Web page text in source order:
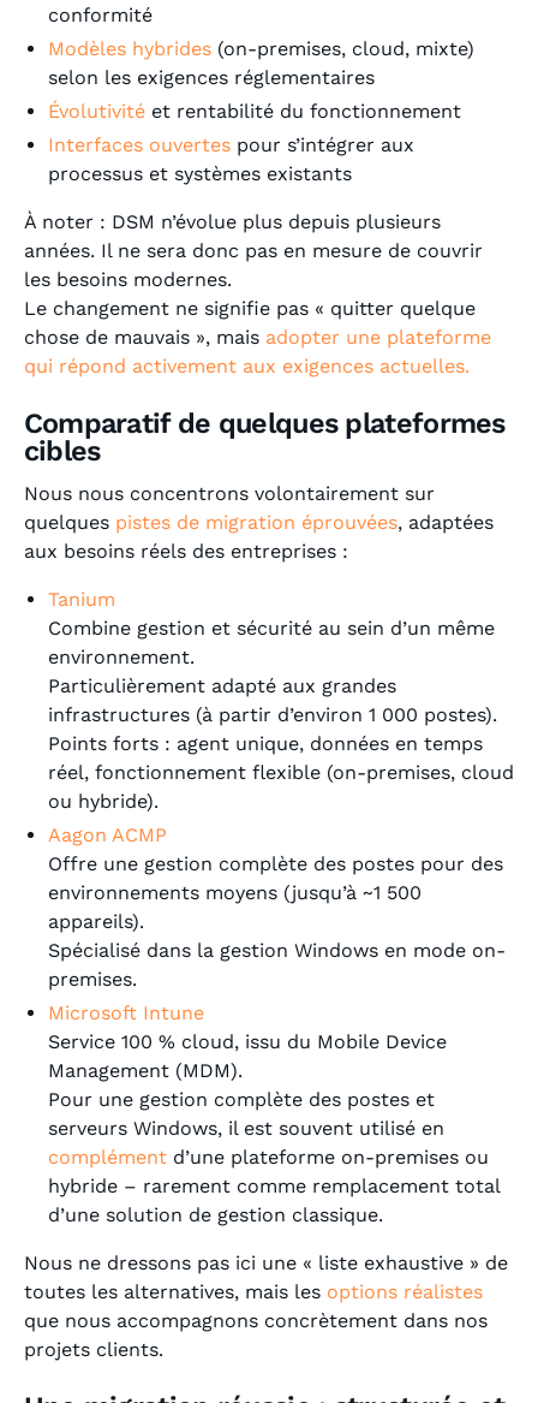
conformité
Modèles hybrides(on-premises, cloud, mixte)
selon les exigences réglementaires
Évolutivitéet rentabilité du fonctionnement
Interfaces ouvertespour s’intégrer aux
processus et systèmes existants
À noter : DSM n’évolue plus depuis plusieurs
années. Il ne sera donc pas en mesure de couvrir
les besoins modernes.
Le changement ne signifie pas « quitter quelque
chose de mauvais », mais adopter une plateforme
qui répond activement aux exigences actuelles.
Comparatif de quelques plateformes
cibles
Nous nous concentrons volontairement sur
quelques pistes de migration éprouvées, adaptées
aux besoins réels des entreprises :
Tanium
Combine gestion et sécurité au sein d’un même
environnement.
Particulièrement adapté aux grandes
infrastructures (à partir d’environ 1 000 postes).
Points forts : agent unique, données en temps
réel, fonctionnement flexible (on-premises, cloud
ou hybride).
Aagon ACMP
Offre une gestion complète des postes pour des
environnements moyens (jusqu’à ~1 500
appareils).
Spécialisé dans la gestion Windows en mode on-
premises.
Microsoft Intune
Service 100 % cloud, issu du Mobile Device
Management (MDM).
Pour une gestion complète des postes et
serveurs Windows, il est souvent utilisé en
complémentd’une plateforme on-premises ou
hybride – rarement comme remplacement total
d’une solution de gestion classique.
Nous ne dressons pas ici une « liste exhaustive » de
toutes les alternatives, mais les options réalistes
que nous accompagnons concrètement dans nos
projets clients.